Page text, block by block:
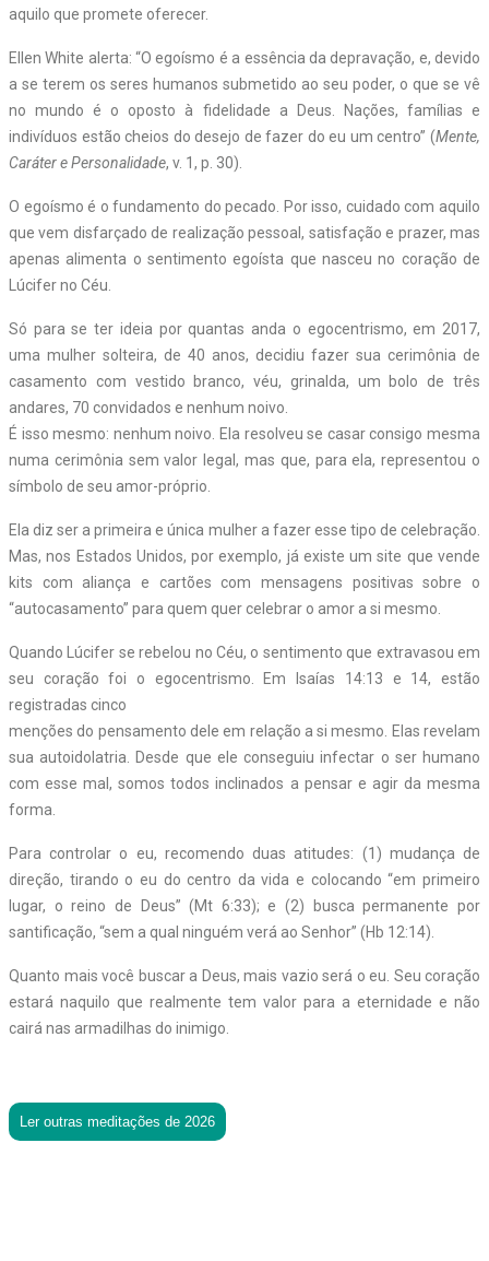
aquilo que promete oferecer.
Ellen White alerta: “O egoísmo é a essência da depravação, e, devido
a se terem os seres humanos submetido ao seu poder, o que se vê
no mundo é o oposto à fidelidade a Deus. Nações, famílias e
indivíduos estão cheios do desejo de fazer do eu um centro” (Mente,
Caráter e Personalidade, v. 1, p. 30).
O egoísmo é o fundamento do pecado. Por isso, cuidado com aquilo
que vem disfarçado de realização pessoal, satisfação e prazer, mas
apenas alimenta o sentimento egoísta que nasceu no coração de
Lúcifer no Céu.
Só para se ter ideia por quantas anda o egocentrismo, em 2017,
uma mulher solteira, de 40 anos, decidiu fazer sua cerimônia de
casamento com vestido branco, véu, grinalda, um bolo de três
andares, 70 convidados e nenhum noivo.
É isso mesmo: nenhum noivo. Ela resolveu se casar consigo mesma
numa cerimônia sem valor legal, mas que, para ela, representou o
símbolo de seu amor-próprio.
Ela diz ser a primeira e única mulher a fazer esse tipo de celebração.
Mas, nos Estados Unidos, por exemplo, já existe um site que vende
kits com aliança e cartões com mensagens positivas sobre o
“autocasamento” para quem quer celebrar o amor a si mesmo.
Quando Lúcifer se rebelou no Céu, o sentimento que extravasou em
seu coração foi o egocentrismo. Em Isaías 14:13 e 14, estão
registradas cinco
menções do pensamento dele em relação a si mesmo. Elas revelam
sua autoidolatria. Desde que ele conseguiu infectar o ser humano
com esse mal, somos todos inclinados a pensar e agir da mesma
forma.
Para controlar o eu, recomendo duas atitudes: (1) mudança de
direção, tirando o eu do centro da vida e colocando “em primeiro
lugar, o reino de Deus” (Mt 6:33); e (2) busca permanente por
santificação, “sem a qual ninguém verá ao Senhor” (Hb 12:14).
Quanto mais você buscar a Deus, mais vazio será o eu. Seu coração
estará naquilo que realmente tem valor para a eternidade e não
cairá nas armadilhas do inimigo.
Ler outras meditações de 2026